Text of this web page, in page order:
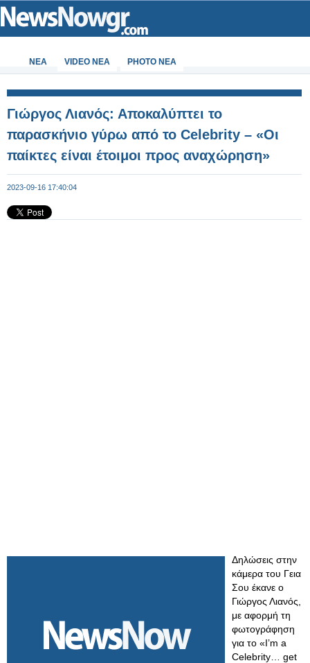
ΝΕΑ VIDEO NEA PHOTO NEA
Γιώργος Λιανός: Αποκαλύπτει το
παρασκήνιο γύρω από το Celebrity – «Οι
παίκτες είναι έτοιμοι προς αναχώρηση»
2023-09-16 17:40:04
Δηλώσεις στην
κάμερα του Γεια
Σου έκανε ο
Γιώργος Λιανός,
με αφορμή τη
φωτογράφηση
για το «I’m a
Celebrity… get